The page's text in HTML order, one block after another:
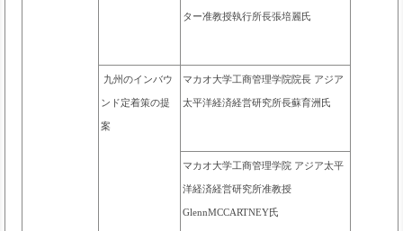
ター准教授執行所長張培麗氏
九州のインバウ
ンド定着策の提
案
マカオ大学工商管理学院院長 アジア
太平洋経済経営研究所長蘇育洲氏
マカオ大学工商管理学院 アジア太平
洋経済経営研究所准教授
GlennMCCARTNEY氏